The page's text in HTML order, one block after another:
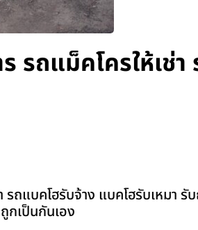
รถแม็คโครให้เช่า
ถแบคโฮรับจ้าง แบคโฮรับเหมา รั
กเป็นกันเอง